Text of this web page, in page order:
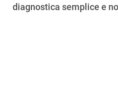
diagnostica semplice e